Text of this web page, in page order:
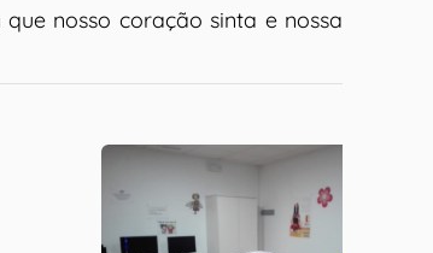
nosso coração sinta e nossa